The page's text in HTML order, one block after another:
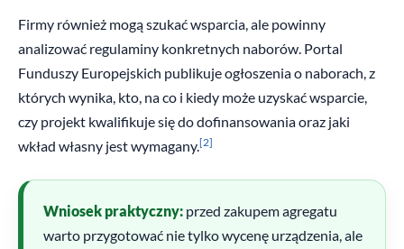
Firmy również mogą szukać wsparcia, ale powinny
analizować regulaminy konkretnych naborów. Portal
Funduszy Europejskich publikuje ogłoszenia o naborach, z
których wynika, kto, na co i kiedy może uzyskać wsparcie,
czy projekt kwalifikuje się do dofinansowania oraz jaki
wkład własny jest wymagany.[2]
Wniosek praktyczny: przed zakupem agregatu
warto przygotować nie tylko wycenę urządzenia, ale